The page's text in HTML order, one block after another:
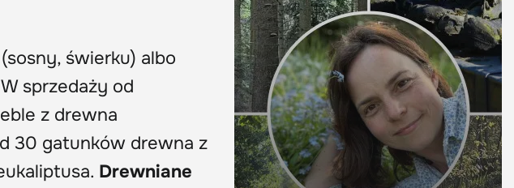
świerku) albo
sprzedaży od
z drewna
30 gatunków drewna z
Drewniane